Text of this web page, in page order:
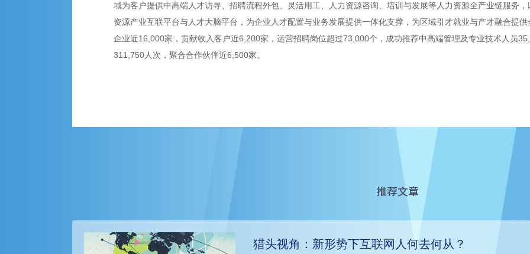
域为客户提供中高端人才访寻、招聘流程外包、灵活用工、人力资源咨询、培训与发展等人力资源全产业链服务
资源产业互联平台与人才大脑平台，为企业人才配置与业务发展提供一体化支撑，为区域引才就业与产才融合提
企业近16,000家，贡献收入客户近6,200家，运营招聘岗位超过73,000个，成功推荐中高端管理及专业技术人员
311,750人次，聚合合作伙伴近6,500家。
推荐文章
猎头视角：新形势下互联网人何去何从？